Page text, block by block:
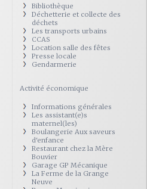
Bibliothèque
Déchetterie et collecte des
déchets
Les transports urbains
CCAS
Location salle des fêtes
Presse locale
Gendarmerie
Activité économique
Informations générales
Les assistant(e)s
maternel(les)
Boulangerie Aux saveurs
d'enfance
Restaurant chez la Mère
Bouvier
Garage GP Mécanique
La Ferme de la Grange
Neuve